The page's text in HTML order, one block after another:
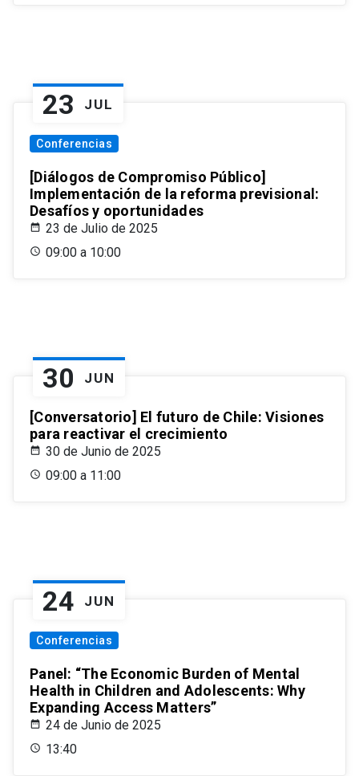
23 JUL
Conferencias
[Diálogos de Compromiso Público]
Implementación de la reforma previsional:
Desafíos y oportunidades
23 de Julio de 2025
09:00 a 10:00
30 JUN
[Conversatorio] El futuro de Chile: Visiones
para reactivar el crecimiento
30 de Junio de 2025
09:00 a 11:00
24 JUN
Conferencias
Panel: “The Economic Burden of Mental
Health in Children and Adolescents: Why
Expanding Access Matters”
24 de Junio de 2025
13:40